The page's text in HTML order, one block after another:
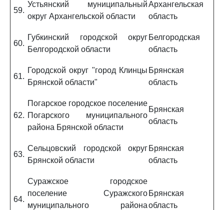
59.
Устьянский муниципальный
округ Архангельской области
Архангельская
область
60.
Губкинский городской округ
Белгородской области
Белгородская
область
61.
Городской округ "город Клинцы
Брянской области"
Брянская
область
62.
Погарское городское поселение
Погарского муниципального
района Брянской области
Брянская
область
63.
Сельцовский городской округ
Брянской области
Брянская
область
64.
Суражское городское
поселение Суражского
муниципального района
Брянская
область